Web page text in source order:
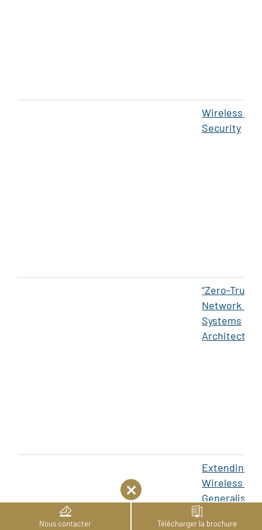
Nous contacter Télécharger la brochure
Wireless
Security
“Zero-Trust”
Network and
Systems
Extending
Wireless